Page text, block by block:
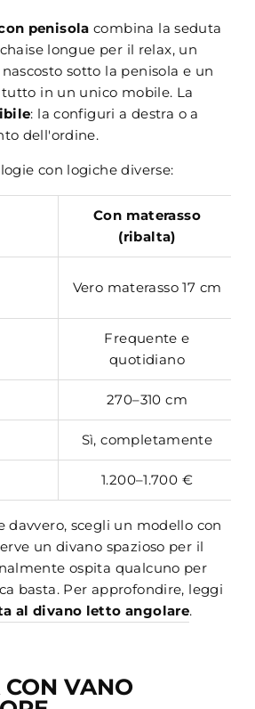
penisola combina la seduta
longue per il relax, un
sotto la penisola e un
in un unico mobile. La
: la configuri a destra o a
dell'ordine.
con logiche diverse:
Con materasso
(ribalta)
Vero materasso 17 cm
Frequente e
quotidiano
270–310 cm
Sì, completamente
1.200–1.700 €
davvero, scegli un modello con
un divano spazioso per il
ospita qualcuno per
basta. Per approfondire, leggi
al divano letto angolare.
VANO